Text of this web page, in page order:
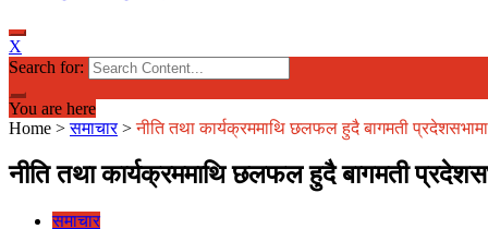
X
Search for:
You are here
Home >समाचार >नीति तथा कार्यक्रममाथि छलफल हुदै बागमती प्रदेशसभामा
नीति तथा कार्यक्रममाथि छलफल हुदै बागमती
समाचार